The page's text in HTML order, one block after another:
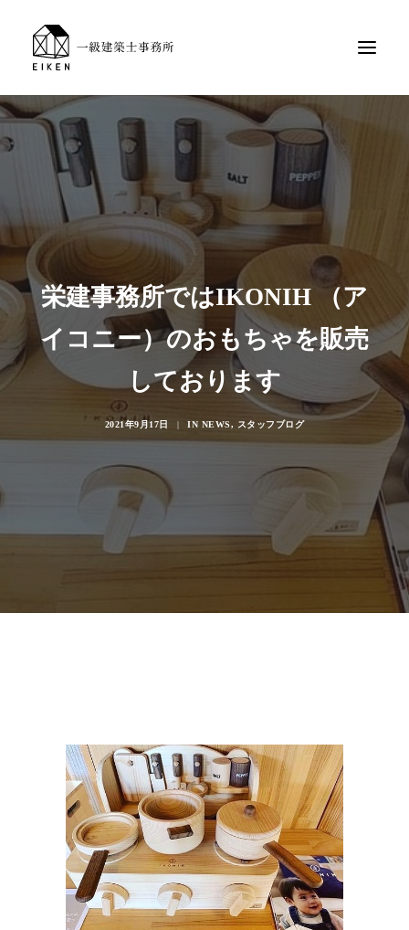
栄建事務所ではIKONIH （ア
イコニー）のおもちゃを販売
しております
2021年9月17日 | IN NEWS, スタッフブログ